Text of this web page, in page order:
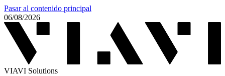
Pasar al contenido principal
06/08/2026
VIAVI Solutions